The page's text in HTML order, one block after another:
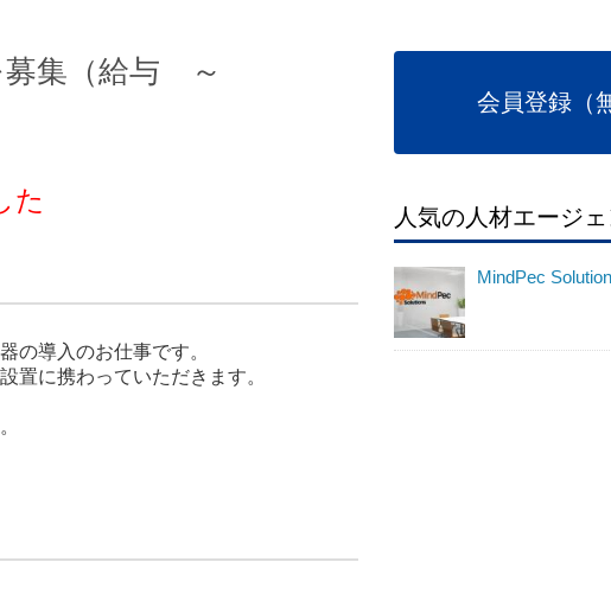
募集（給与 ～
た
の導入のお仕事です。
置に携わっていただきます。
会員登録（
人気の人材エージェ
MindPec